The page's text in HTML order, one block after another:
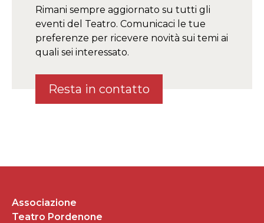
Rimani sempre aggiornato su tutti gli
eventi del Teatro. Comunicaci le tue
preferenze per ricevere novità sui temi ai
quali sei interessato.
Resta in contatto
Associazione
Teatro Pordenone